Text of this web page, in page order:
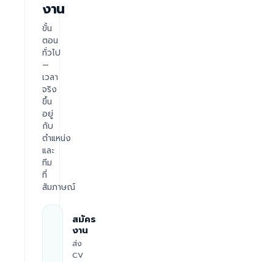
งาน
ขั้น
ตอน
ทั่วไป
—
เวลา
จริง
ขึ้น
อยู่
กับ
ตำแหน่ง
และ
ทีม
ที่
สัมภาษณ์
สมัคร
งาน
ส่ง
CV